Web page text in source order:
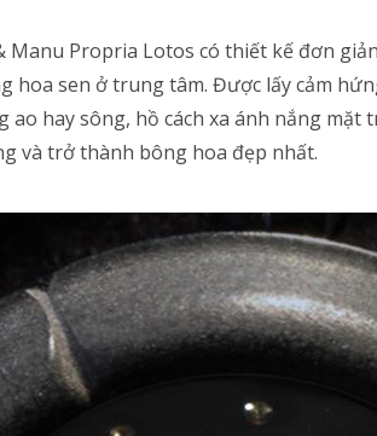
Manu Propria Lotos có thiết kế đơn
hoa sen ở trung tâm. Được lấy cảm
ao hay sông, hồ cách xa ánh nắng
và trở thành bông hoa đẹp nhất.